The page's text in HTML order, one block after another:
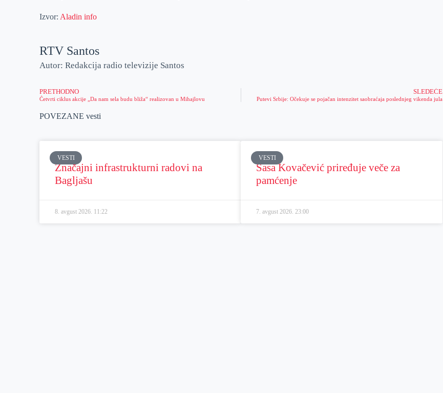
Izvor: Aladin info
RTV Santos
Autor: Redakcija radio televizije Santos
PRETHODNO
Četvrti ciklus akcije „Da nam sela budu bliža“ realizovan u Mihajlovu
SLEDEĆE
Putevi Srbije: Očekuje se pojačan intenzitet saobraćaja poslednjeg vikenda jula
POVEZANE vesti
VESTI
Značajni infrastrukturni radovi na
Bagljašu
8. avgust 2026. 11:22
VESTI
Sasa Kovačević priređuje veče za
pamćenje
7. avgust 2026. 23:00